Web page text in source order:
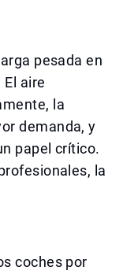
pesada en
aire
la
demanda, y
papel crítico.
la
coches por